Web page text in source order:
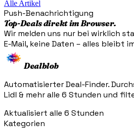
Alle Artikel
Push-Benachrichtigung
Top-Deals direkt im Browser.
Wir melden uns nur bei wirklich
E-Mail, keine Daten – alles bleibt
Dealblob
Automatisierter Deal-Finder.
Lidl & mehr alle 6 Stunden und
Aktualisiert alle 6 Stunden
Kategorien